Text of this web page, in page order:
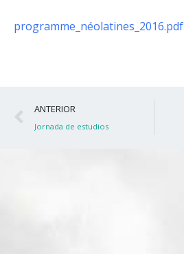
programme_néolatines_2016.pdf
Ant
ANTERIOR
Jornada de estudios